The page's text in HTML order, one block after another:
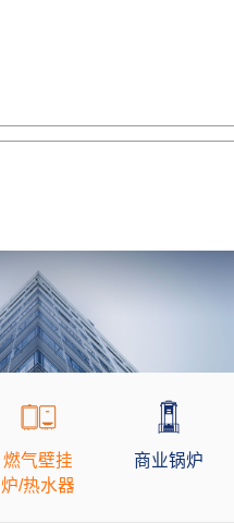
燃气壁挂
炉/热水器
商业锅炉